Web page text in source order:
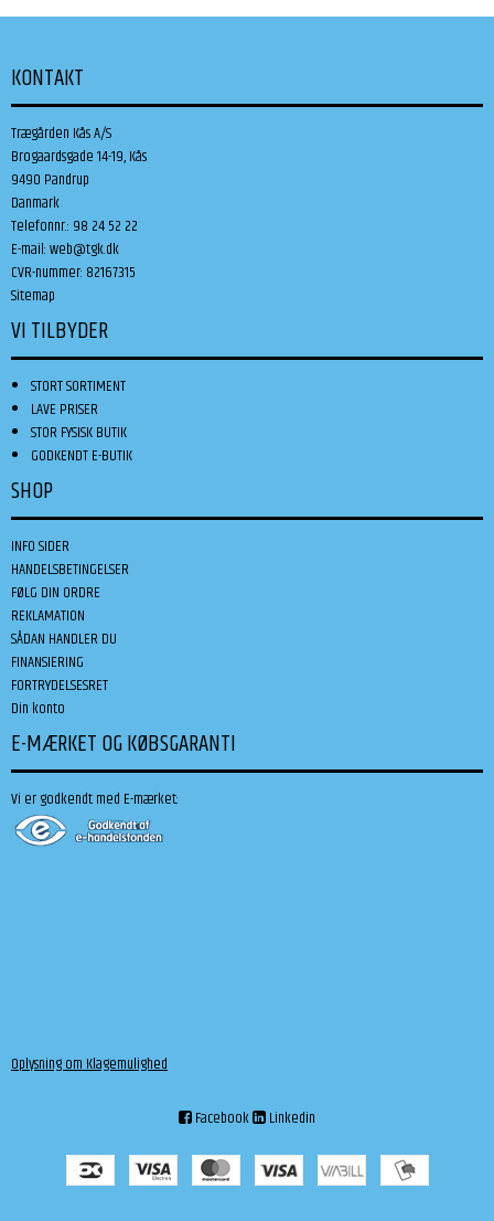
KONTAKT
Trægården Kås A/S
Brogaardsgade 14-19, Kås
9490 Pandrup
Danmark
Telefonnr.: 98 24 52 22
E-mail:web@tgk.dk
CVR-nummer: 82167315
Sitemap
VI TILBYDER
STORT SORTIMENT
LAVE PRISER
STOR FYSISK BUTIK
GODKENDT E-BUTIK
SHOP
INFO SIDER
HANDELSBETINGELSER
FØLG DIN ORDRE
REKLAMATION
SÅDAN HANDLER DU
FINANSIERING
FORTRYDELSESRET
Din konto
E-MÆRKET OG KØBSGARANTI
Vi er godkendt med E-mærket:
Oplysning om Klagemulighed
Facebook Linkedin